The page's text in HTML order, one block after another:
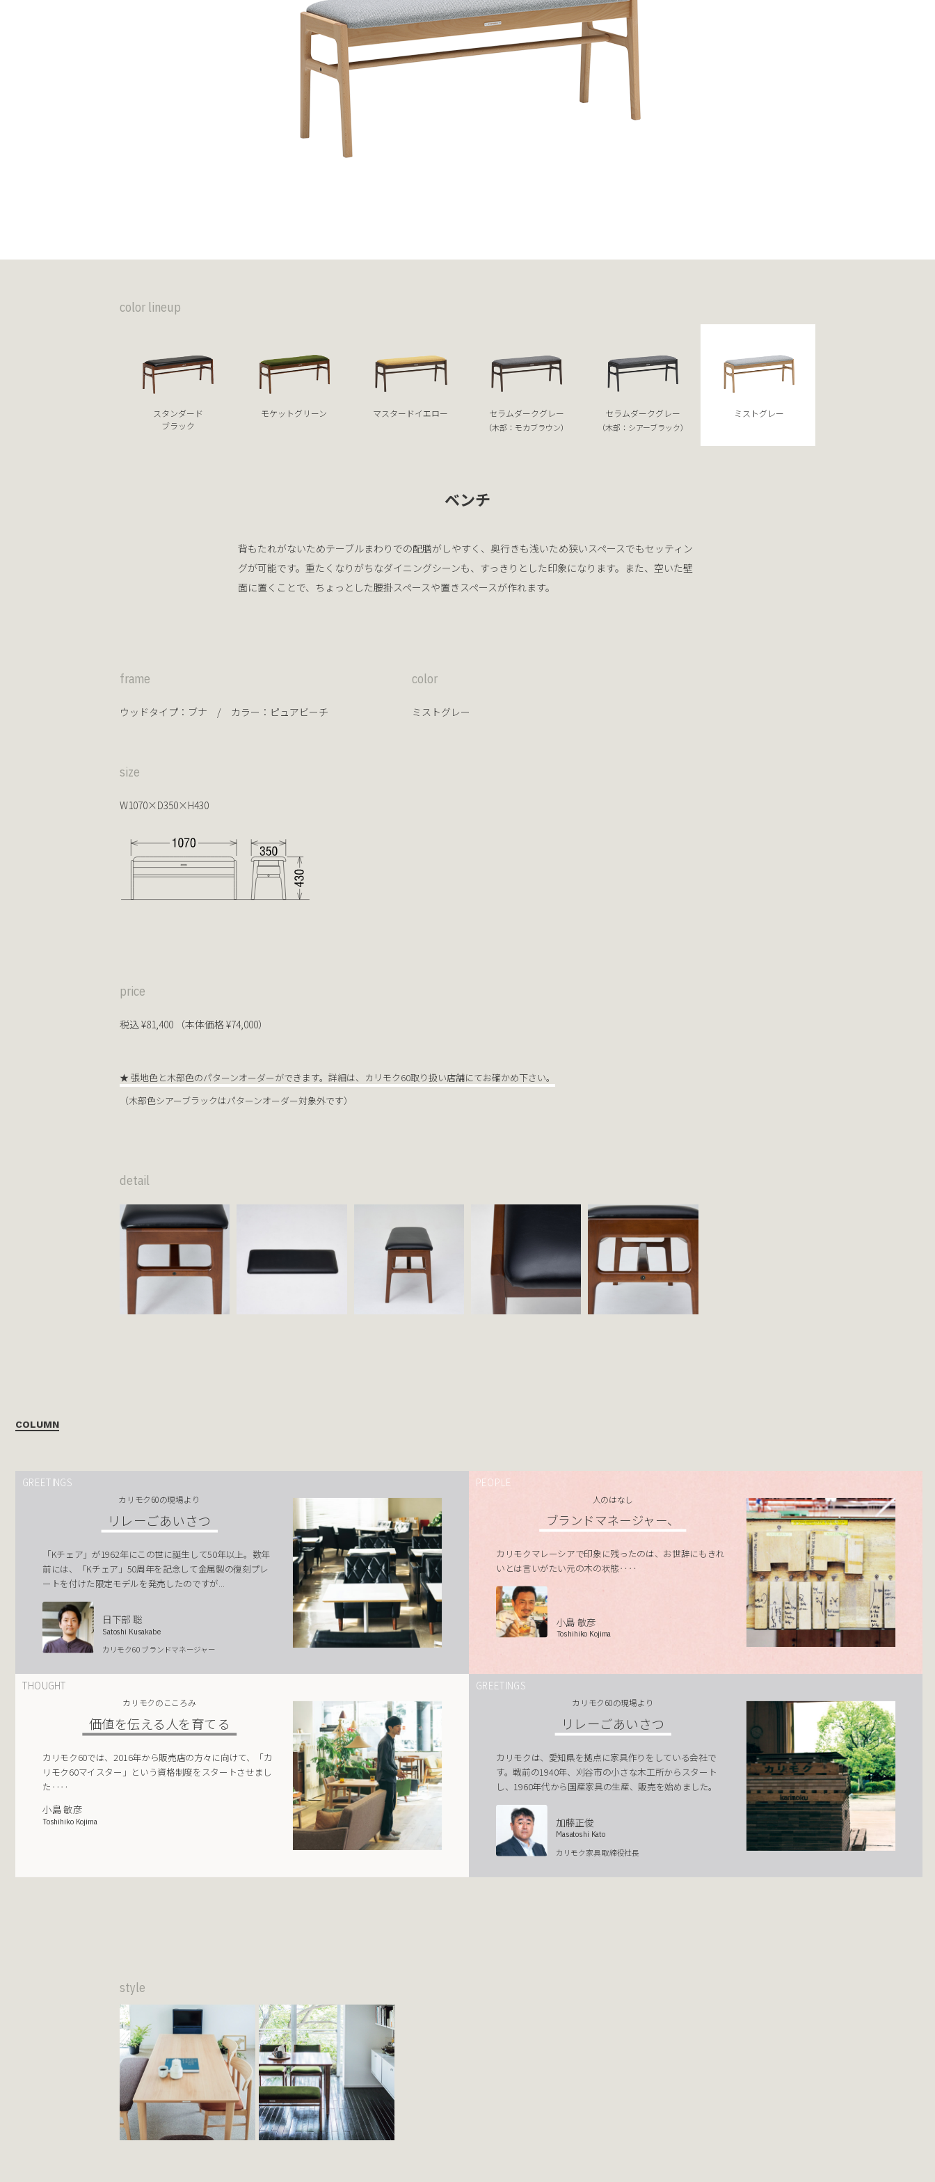
color lineup
スタンダード
ブラック
モケットグリーン マスタードイエロー セラムダークグレー
（木部：モカブラウン）
セラムダークグレー
（木部：シアーブラック）
ミストグレー
ベンチ
背もたれがないためテーブルまわりでの配膳がしやすく、奥行きも浅いため狭いスペースでもセッティン
グが可能です。重たくなりがちなダイニングシーンも、すっきりとした印象になります。また、空いた壁
面に置くことで、ちょっとした腰掛スペースや置きスペースが作れます。
frame
ウッドタイプ： ブナ / カラー： ピュアビーチ
color
ミストグレー
size
W1070×D350×H430
price
税込 ¥81,400 （本体価格 ¥74,000）
★ 張地色と木部色のパターンオーダーができます。詳細は、カリモク60取り扱い店舗にてお確かめ下さい。
（木部色シアーブラックはパターンオーダー対象外です）
detail
COLUMN
GREETINGS
カリモク60の現場より
リレーごあいさつ
「Kチェア」が1962年にこの世に誕生して50年以上。数年
前には、「Kチェア」50周年を記念して金属製の復刻プレ
ートを付けた限定モデルを発売したのですが...
日下部 聡
Satoshi Kusakabe
カリモク60 ブランドマネージャー
PEOPLE
人のはなし
ブランドマネージャー、
カリモクマレーシアで印象に残ったのは、お世辞にもきれ
いとは言いがたい元の木の状態‥‥
小島 敏彦
Toshihiko Kojima
THOUGHT
カリモクのこころみ
価値を伝える人を育てる
カリモク60では、2016年から販売店の方々に向けて、「カ
リモク60マイスター」という資格制度をスタートさせまし
た‥‥
小島 敏彦
Toshihiko Kojima
GREETINGS
カリモク60の現場より
リレーごあいさつ
カリモクは、愛知県を拠点に家具作りをしている会社で
す。戦前の1940年、刈谷市の小さな木工所からスタート
し、1960年代から国産家具の生産、販売を始めました。
加藤正俊
Masatoshi Kato
カリモク家具 取締役社長
style